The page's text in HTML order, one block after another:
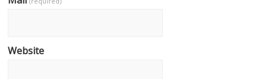
Website